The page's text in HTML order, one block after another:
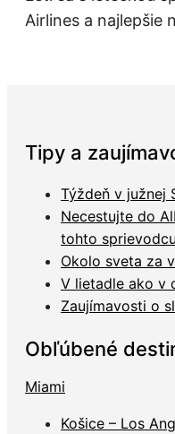
Airlines a najlepšie
Tipy a
Týždeň v južnej
Necestujte do
tohto sprievodcu
Okolo sveta za
V lietadle ako v
Zaujímavosti o
Obľúbené
Miami
Košice – Los